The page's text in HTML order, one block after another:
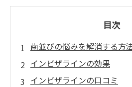
目次
歯並びの悩みを解消する方
インビザラインの効果
インビザラインの口コミ